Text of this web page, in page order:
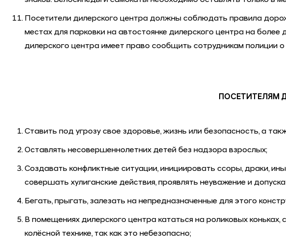
Посетители дилерского центра должны соблюдать правила
местах для парковки на автостоянке дилерского центра на
дилерского центра имеет право сообщить сотрудникам полиции
ПОСЕТИТЕЛЯМ
Ставить под угрозу свое здоровье, жизнь или безопасность, а
Оставлять несовершеннолетних детей без надзора взрослых;
Создавать конфликтные ситуации, инициировать ссоры, драки,
совершать хулиганские действия, проявлять неуважение и
Бегать, прыгать, залезать на непредназначенные для этого
В помещениях дилерского центра кататься на роликовых коньках,
колёсной технике, так как это небезопасно;